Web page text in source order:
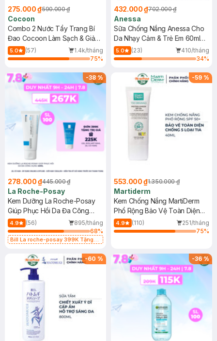
275.000 ₫590.000 ₫
Cocoon
Combo 2 Nước Tẩy Trang Bí
Đao Cocoon Làm Sạch & Giảm
Dầu 500ml
5.0 (57)
1.4k/tháng
75%
432.000 ₫702.000 ₫
Anessa
Sữa Chống Nắng Anessa Cho
Da Nhạy Cảm & Trẻ Em 60ml
(Mới)
5.0 (23)
410/tháng
34%
-38%
278.000 ₫445.000 ₫
La Roche-Posay
Kem Dưỡng La Roche-Posay
Giúp Phục Hồi Da Đa Công
Dụng 40ml
4.9 (56)
895/tháng
68%
Bill La roche-posay 399K Tặng
(SL có hạn)
-59 %
553.000 ₫1.350.000 ₫
Martiderm
Kem Chống Nắng MartiDerm
Phổ Rộng Bảo Vệ Toàn Diện
40ml
4.9 (110)
251/tháng
75%
-60 % -36%